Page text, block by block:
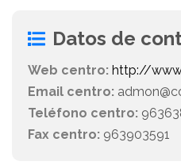
Datos de
Web centro: http://
Email centro:
Teléfono centro:
Fax centro: 963903591